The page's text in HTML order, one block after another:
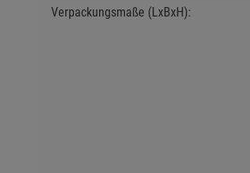
Verpackungsmaße (LxBxH):